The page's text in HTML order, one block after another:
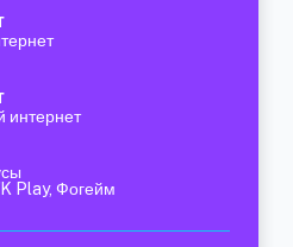
интернет
Play, Фогейм